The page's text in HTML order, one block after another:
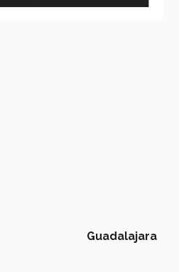
Guadalajara